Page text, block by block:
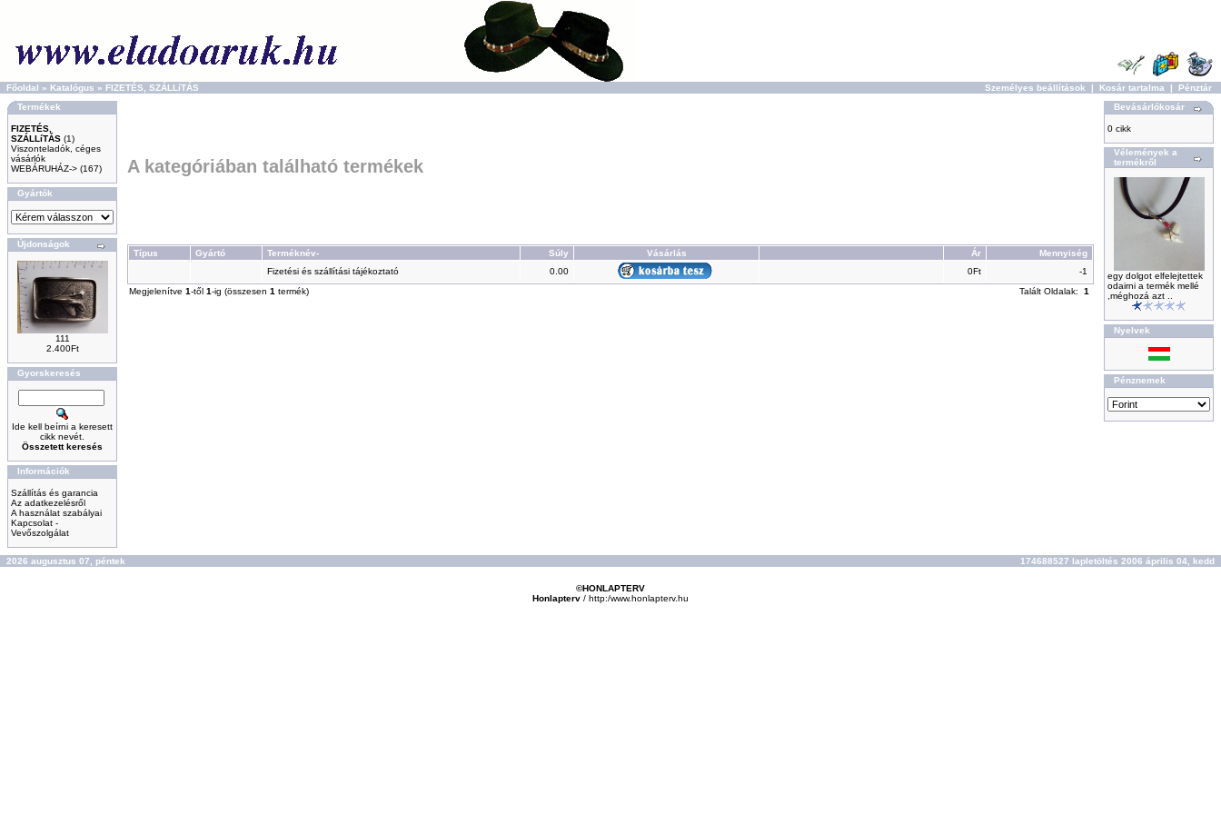
Főoldal » Katalógus » FIZETÉS, SZÁLLíTÁS Személyes beállítások | Kosár tartalma | Pénztár
Termékek
FIZETÉS,
SZÁLLíTÁS (1)
Viszonteladók, céges
vásárlók
WEBÁRUHÁZ-> (167)
Gyártók
Újdonságok
111
2.400Ft
Gyorskeresés
Ide kell beírni a keresett
cikk nevét.
Összetett keresés
Információk
Szállítás és garancia
Az adatkezelésről
A használat szabályai
Kapcsolat -
Vevőszolgálat
A kategóriában található termékek
Típus Gyártó Terméknév- Súly Vásárlás Ár
Mennyiség
Fizetési és szállítási tájékoztató
0.00 0Ft
-1
Megjelenítve 1-től 1-ig (összesen 1 termék) Talált Oldalak: 1
Bevásárlókosár
0 cikk
Vélemények a
termékről
egy dolgot elfelejtettek
odairni a termék mellé
,méghozá azt ..
Nyelvek
Pénznemek
2026 augusztus 07, péntek 174688527 lapletöltés 2006 április 04, kedd
©HONLAPTERV
Honlapterv / http:/www.honlapterv.hu